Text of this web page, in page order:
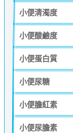
小便清濁度
小便酸鹼度
小便蛋白質
小便尿糖
小便膽紅素
小便尿膽素